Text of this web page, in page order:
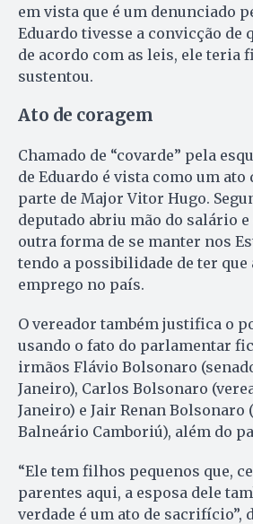
em vista que é um denunciado
Eduardo tivesse a convicção de
de acordo com as leis, ele teria
sustentou.
Ato de coragem
Chamado de “covarde” pela
de Eduardo é vista como um ato
parte de Major Vitor Hugo.
deputado abriu mão do salário
outra forma de se manter nos
tendo a possibilidade de ter
emprego no país.
O vereador também justifica o
usando o fato do parlamentar
irmãos Flávio Bolsonaro
Janeiro), Carlos Bolsonaro
Janeiro) e Jair Renan Bolsonaro
Balneário Camboriú), além do
“Ele tem filhos pequenos que,
parentes aqui, a esposa dele
verdade é um ato de sacrifício”,